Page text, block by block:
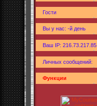
Гости
Вы у нас: -й день
Ваш IP: 216.73.217.85
Личных сообщений:
Функции